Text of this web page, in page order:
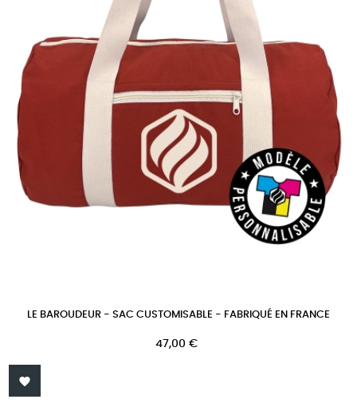
LE BAROUDEUR - SAC CUSTOMISABLE - FABRIQUÉ EN FRANCE
Prix
47,00 €
